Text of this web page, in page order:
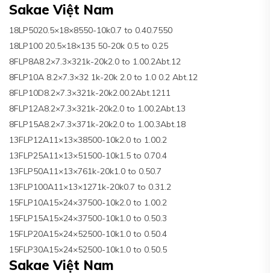
Sakae Việt Nam
18LP5020.5×18×8550-10k0.7 to 0.40.7550
18LP100 20.5×18×135 50-20k 0.5 to 0.25
8FLP8A8.2×7.3×321k-20k2.0 to 1.00.2Abt.12
8FLP10A 8.2×7.3×32 1k-20k 2.0 to 1.0 0.2 Abt.12
8FLP10D8.2×7.3×321k-20k2.00.2Abt.1211
8FLP12A8.2×7.3×321k-20k2.0 to 1.00.2Abt.13
8FLP15A8.2×7.3×371k-20k2.0 to 1.00.3Abt.18
13FLP12A11×13×38500-10k2.0 to 1.00.2
13FLP25A11×13×51500-10k1.5 to 0.70.4
13FLP50A11×13×761k-20k1.0 to 0.50.7
13FLP100A11×13×1271k-20k0.7 to 0.31.2
15FLP10A15×24×37500-10k2.0 to 1.00.2
15FLP15A15×24×37500-10k1.0 to 0.50.3
15FLP20A15×24×52500-10k1.0 to 0.50.4
15FLP30A15×24×52500-10k1.0 to 0.50.5
Sakae Việt Nam